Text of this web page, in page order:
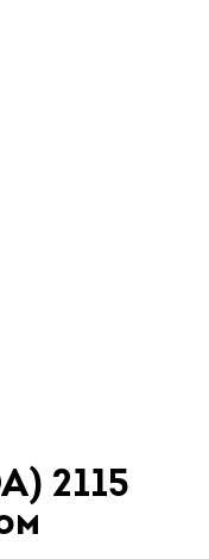
2115